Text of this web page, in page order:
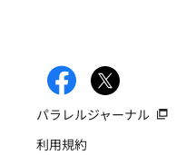
パラレルジャーナル
利用規約